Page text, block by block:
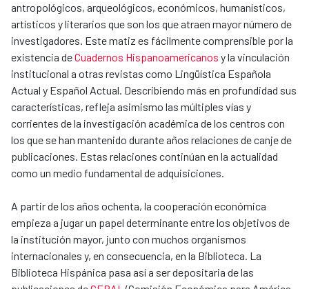
antropológicos, arqueológicos, económicos, humanísticos,
artísticos y literarios que son los que atraen mayor número de
investigadores. Este matiz es fácilmente comprensible por la
existencia deCuadernos Hispanoamericanos y la vinculación
institucional a otras revistas como Lingüística Española
Actual y Español Actual. Describiendo más en profundidad sus
características, refleja asimismo las múltiples vías y
corrientes de la investigación académica de los centros con
los que se han mantenido durante años relaciones de canje de
publicaciones. Estas relaciones continúan en la actualidad
como un medio fundamental de adquisiciones.
A partir de los años ochenta, la cooperación económica
empieza a jugar un papel determinante entre los objetivos de
la institución mayor, junto con muchos organismos
internacionales y, en consecuencia, en la Biblioteca. La
Biblioteca Hispánica pasa así a ser depositaria de las